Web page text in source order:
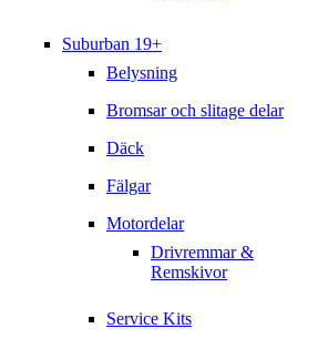
Suburban 19+
Belysning
Bromsar och slitage delar
Däck
Fälgar
Motordelar
Drivremmar &
Remskivor
Service Kits